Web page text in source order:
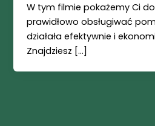
W tym filmie pokażemy Ci
prawidłowo obsługiwać
działała efektywnie i
Znajdziesz […]